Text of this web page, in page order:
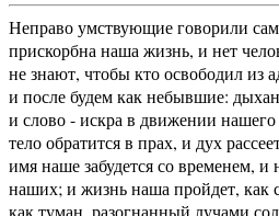
Неправо умствующие говорили
прискорбна наша жизнь, и нет
не знают, чтобы кто освободил
и после будем как небывшие:
и слово - искра в движении нашего
тело обратится в прах, и дух
имя наше забудется со временем,
наших; и жизнь наша пройдет, как
как туман, разогнанный лучами